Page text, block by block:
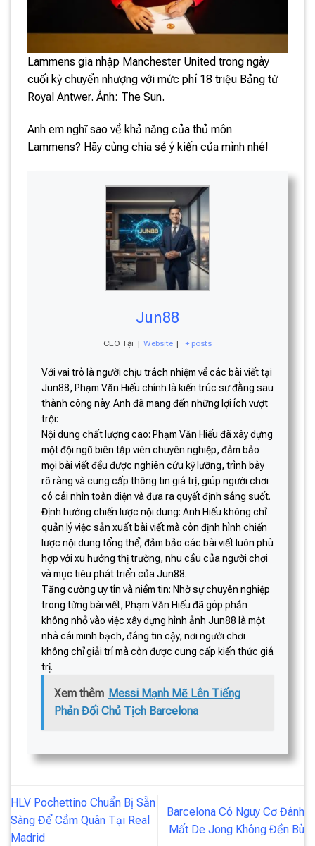
Lammens gia nhập Manchester United trong ngày
cuối kỳ chuyển nhượng với mức phí 18 triệu Bảng từ
Royal Antwer. Ảnh: The Sun.
Anh em nghĩ sao về khả năng của thủ môn
Lammens? Hãy cùng chia sẻ ý kiến của mình nhé!
Jun88
CEO Tại | Website | + posts
Với vai trò là người chịu trách nhiệm về các bài viết tại
Jun88, Phạm Văn Hiếu chính là kiến trúc sư đằng sau
thành công này. Anh đã mang đến những lợi ích vượt
trội:
Nội dung chất lượng cao: Phạm Văn Hiếu đã xây dựng
một đội ngũ biên tập viên chuyên nghiệp, đảm bảo
mọi bài viết đều được nghiên cứu kỹ lưỡng, trình bày
rõ ràng và cung cấp thông tin giá trị, giúp người chơi
có cái nhìn toàn diện và đưa ra quyết định sáng suốt.
Định hướng chiến lược nội dung: Anh Hiếu không chỉ
quản lý việc sản xuất bài viết mà còn định hình chiến
lược nội dung tổng thể, đảm bảo các bài viết luôn phù
hợp với xu hướng thị trường, nhu cầu của người chơi
và mục tiêu phát triển của Jun88.
Tăng cường uy tín và niềm tin: Nhờ sự chuyên nghiệp
trong từng bài viết, Phạm Văn Hiếu đã góp phần
không nhỏ vào việc xây dựng hình ảnh Jun88 là một
nhà cái minh bạch, đáng tin cậy, nơi người chơi
không chỉ giải trí mà còn được cung cấp kiến thức giá
trị.
Xem thêm Messi Mạnh Mẽ Lên Tiếng
Phản Đối Chủ Tịch Barcelona
HLV Pochettino Chuẩn Bị Sẵn
Sàng Để Cầm Quân Tại Real
Madrid
Barcelona Có Nguy Cơ Đánh
Mất De Jong Không Đền Bù